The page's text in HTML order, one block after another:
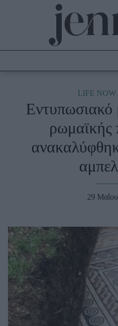
Culture
Fashion
Styling Tips
Μακιγιάζ
Beauty News
Well being
Ψυχολογία
Υγεία + Διατροφή
Σχέσεις & Σεξ
LIFE NOW
Εντυπωσιακό
ρωμαϊκής
29